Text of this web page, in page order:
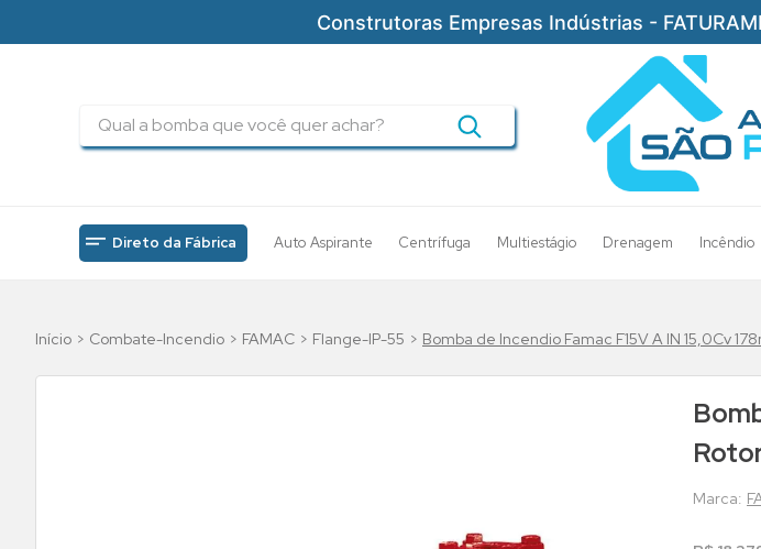
Construtoras Empresas Indústrias -
Direto da Fábrica Auto Aspirante Centrífuga Multiestágio Drenagem Incêndio
Combate-Incendio FAMAC Flange-IP-55 Bomba de Incendio Famac F15V A IN 15,0Cv
drenagem